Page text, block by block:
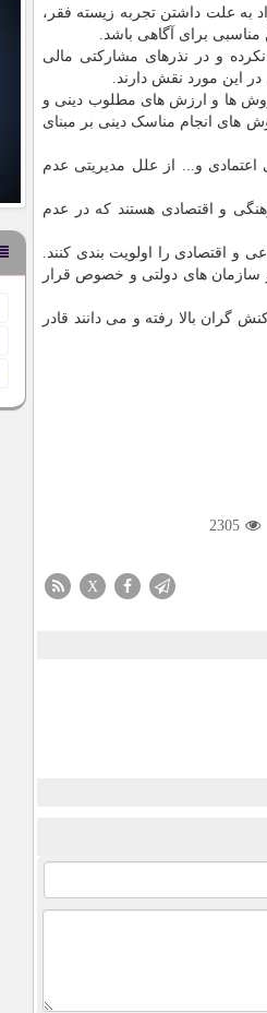
به علت داشتن تجربه زیسته فقر،
برای آگاهی باشد.
و در نذرهای مشارکتی مالی
این مورد نقش دارند.
ها و ارزش های مطلوب دینی و
های انجام مناسک دینی بر مبنای
اعتمادی و... از علل مدیریتی عدم
و اقتصادی هستند که در عدم
و اقتصادی را اولویت بندی کنند.
و سازمان های دولتی و خصوص قرار
گران بالا رفته و می دانند قادر
2305
X